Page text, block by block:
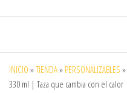
INICIO »TIENDA» PERSONALIZABLES »
330 ml | Taza que cambia con el calor